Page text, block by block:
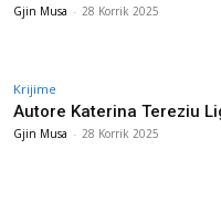
Gjin Musa - 28 Korrik 2025
Krijime
Autore Katerina Tereziu
Gjin Musa - 28 Korrik 2025